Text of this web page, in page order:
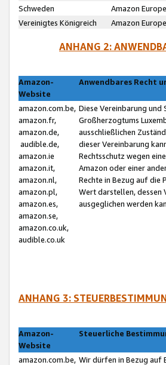
Schweden
Amazon
Vereinigtes Königreich
Amazon
ANHANG 2:
Amazon-
Website
Anwendbares Recht
amazon.com.be,
amazon.fr,
amazon.de,
audible.de,
amazon.ie
amazon.it,
amazon.nl,
amazon.pl,
amazon.es,
amazon.se,
amazon.co.uk,
audible.co.uk
Diese Vereinbarung
Großherzogtums
ausschließlichen
dieser Vereinbarung
Rechtsschutz wegen
Amazon oder einer
Rechte in Bezug auf
Wert darstellen, dessen
ausgeglichen werden
ANHANG 3:
Amazon-
Website
Steuerliche
amazon.com.be, Wir dürfen in Bezug auf